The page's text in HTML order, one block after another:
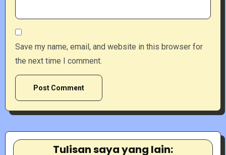
Save my name, email, and website in this browser for
the next time I comment.
Tulisan saya yang lain: